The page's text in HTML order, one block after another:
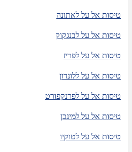
טיסות אל על לאתונה
טיסות אל על לבנגקוק
טיסות אל על לפריז
טיסות אל על ללונדון
טיסות אל על לפרנקפורט
טיסות אל על למינכן
טיסות אל על לטוקיו